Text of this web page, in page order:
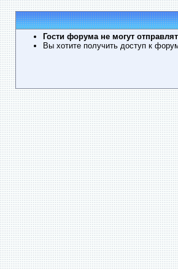
Гости форума не могут
Вы хотите получить доступ к